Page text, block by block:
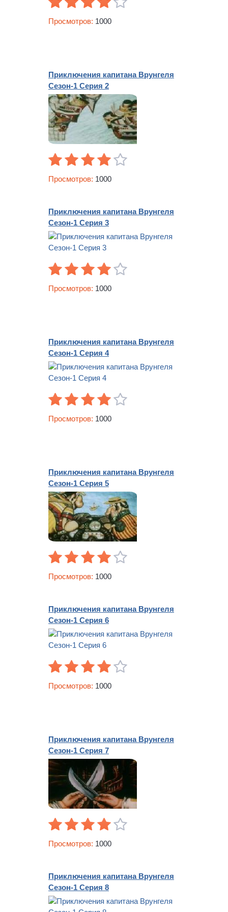
должен состоять из трех человек, поэтому Врунгелю и
карточный шулер Фукс, который похитил статую Венеры и
А какие приключения ему предстоит пережить, можно
смотреть онлайн в мультфильме «Приключения капитана
Просмотров: 1000
Приключения капитана Врунгеля
Сезон-1 Серия 2
Просмотров: 1000
Приключения капитана Врунгеля
Сезон-1 Серия 3
Просмотров: 1000
Приключения капитана Врунгеля
Сезон-1 Серия 4
Просмотров: 1000
Приключения капитана Врунгеля
Сезон-1 Серия 5
Просмотров: 1000
Приключения капитана Врунгеля
Сезон-1 Серия 6
Просмотров: 1000
Приключения капитана Врунгеля
Сезон-1 Серия 7
Просмотров: 1000
Приключения капитана Врунгеля
Сезон-1 Серия 8